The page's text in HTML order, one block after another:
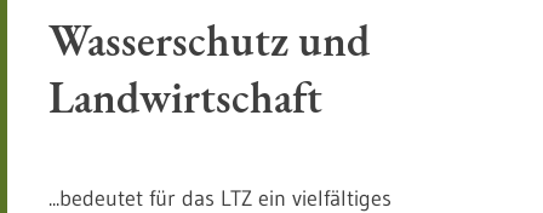
Wasserschutz und
Landwirtschaft
...bedeutet für das LTZ ein vielfältiges